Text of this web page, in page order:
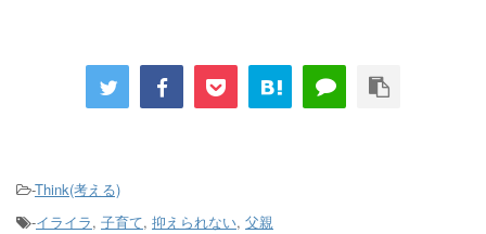
-Think(考える)
-イライラ, 子育て, 抑えられない, 父親